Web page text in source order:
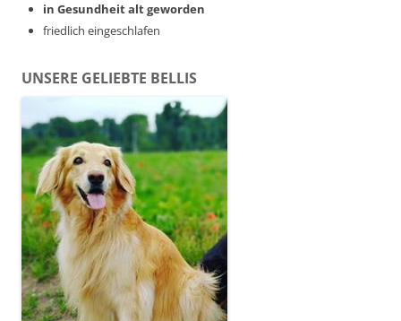
in Gesundheit alt geworden
friedlich eingeschlafen
UNSERE GELIEBTE BELLIS